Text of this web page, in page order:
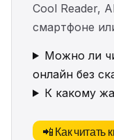
Cool Reader,
смартфоне
Можно ли
онлайн без
К какому
📲 Как читать